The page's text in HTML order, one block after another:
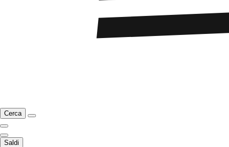
Cerca
Saldi